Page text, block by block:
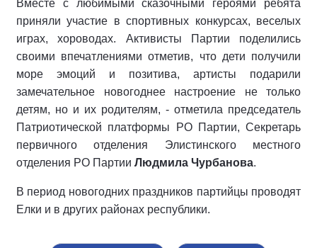
Вместе с любимыми сказочными героями ребята
приняли участие в спортивных конкурсах, веселых
играх, хороводах. Активисты Партии поделились
своими впечатлениями отметив, что дети получили
море эмоций и позитива, артисты подарили
замечательное новогоднее настроение не только
детям, но и их родителям, - отметила председатель
Патриотической платформы РО Партии, Секретарь
первичного отделения Элистинского местного
отделения РО Партии Людмила Чурбанова.
В период новогодних праздников партийцы проводят
Елки и в других районах республики.